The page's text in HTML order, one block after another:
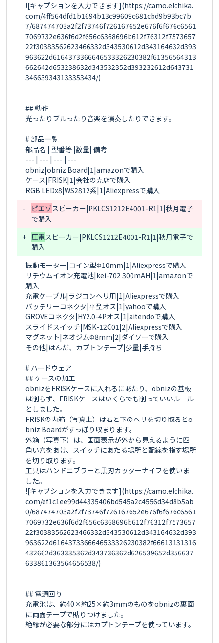
![キャプションを入力できます](https://camo.elchika.
com/4ff564dfd1b1694b13c99609c681cbd9b93bc7b
7/687474703a2f2f73746f726167652e676f6f676c6561
7069732e636f6d2f656c6368696b612f76312f7573657
22f30383562623466332d343530612d343164632d393
963622d6164373366646533326230382f61356564313
662642d653238632d343532352d393232612d643731
346639343133353434/)
## 動作
光ったりブルったり音楽を演奏したりできます。
# 部品一覧
部品名 | 型番等 |数量| 備考
--- | --- | --- | ---
obniz|obniz Board|1|amazonで購入
ケース|FRISK|1|会社の売店で購入
-
ピエゾスピーカー|PKLCS1212E4001-R1|1|秋月電子
+ 圧電スピーカー|PKLCS1212E4001-R1|1|秋月電子で
振動モーター|コイン型Φ10mm|1|Aliexpressで購入
リチウムイオン充電池|kei-702 300mAH|1|amazonで
購入
充電ケーブル|ラジコンヘリ用|1|Aliexpressで購入
バッテリーコネクタ|平型オス|1|yahooで購入
GROVEコネクタ|HY2.0-4Pオス|1|aitendoで購入
スライドスイッチ|MSK-12C01|2|Aliexpressで購入
マグネット|ネオジムΦ8mm|2|ダイソーで購入
その他|はんだ、カプトンテープ|少量|手持ち
# ハードウェア
## ケースの加工
obnizをFRISKケースに入れるにあたり、obnizの基板
は削らず、FRISKケースはいくらでも削っていいルール
としました。
FRISKの内箱（写真上）は右と下のヘリを切り取るとo
bniz Boardがすっぽり収まります。
外箱（写真下）は、画面表示が外から見えるように四
角い穴をあけ、スイッチにあたる場所と配線を指す場所
を切り取ります。
工具はハンドニブラーと黒刃カッターナイフを使いま
した。
![キャプションを入力できます](https://camo.elchika.
com/ef1c1ee99d44335406bd545a2c4556d34d8b5ab
0/687474703a2f2f73746f726167652e676f6f676c6561
7069732e636f6d2f656c6368696b612f76312f7573657
22f30383562623466332d343530612d343164632d393
963622d6164373366646533326230382f66613131316
432662d363335362d343736362d626539652d356637
633861363564656538/)
## 電源回り
充電池は、約40×約25×約3mmのものをobnizの裏面
に両面テープで貼りつけました。
絶縁が必要な部分にはカプトンテープを使っています。